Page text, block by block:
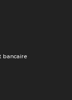
bancaire